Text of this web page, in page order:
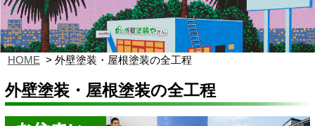
HOME 外壁塗装・屋根塗装の全工程
外壁塗装・屋根塗装の全工程